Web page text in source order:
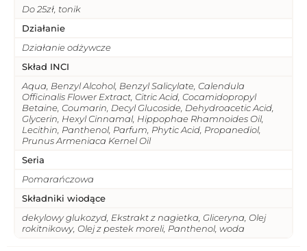
Do 25zł, tonik
Działanie
Działanie odżywcze
Skład INCI
Aqua, Benzyl Alcohol, Benzyl Salicylate, Calendula
Officinalis Flower Extract, Citric Acid, Cocamidopropyl
Betaine, Coumarin, Decyl Glucoside, Dehydroacetic Acid,
Glycerin, Hexyl Cinnamal, Hippophae Rhamnoides Oil,
Lecithin, Panthenol, Parfum, Phytic Acid, Propanediol,
Prunus Armeniaca Kernel Oil
Seria
Pomarańczowa
Składniki wiodące
dekylowy glukozyd, Ekstrakt z nagietka, Gliceryna, Olej
rokitnikowy, Olej z pestek moreli, Panthenol, woda